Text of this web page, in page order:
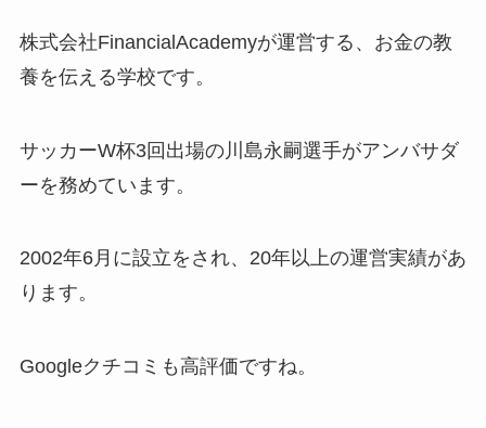
株式会社FinancialAcademyが運営する、お金の教
養を伝える学校です。
サッカーW杯3回出場の川島永嗣選手がアンバサダ
ーを務めています。
2002年6月に設立をされ、20年以上の運営実績があ
ります。
Googleクチコミも高評価ですね。